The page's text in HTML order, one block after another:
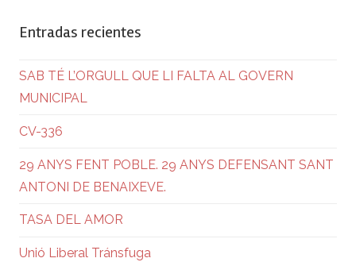
Entradas recientes
SAB TÉ L’ORGULL QUE LI FALTA AL GOVERN
MUNICIPAL
CV-336
29 ANYS FENT POBLE. 29 ANYS DEFENSANT SANT
ANTONI DE BENAIXEVE.
TASA DEL AMOR
Unió Liberal Tránsfuga